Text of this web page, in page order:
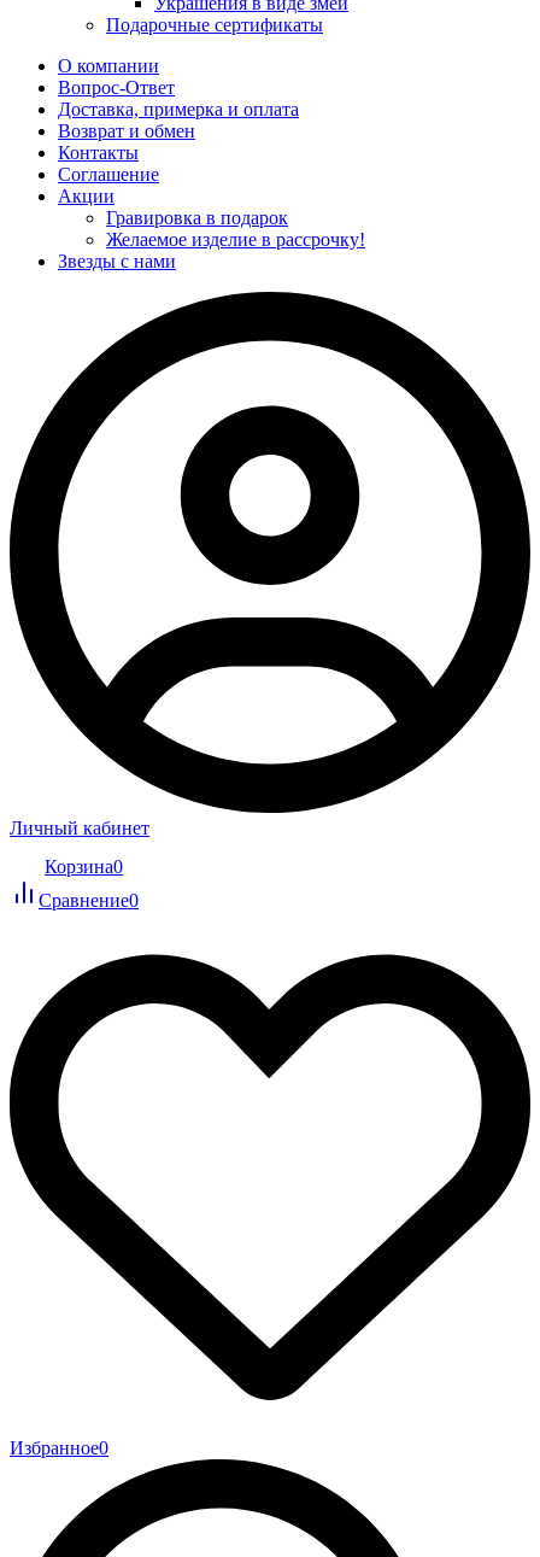
Подарочные сертификаты
О компании
Вопрос-Ответ
Доставка, примерка и оплата
Возврат и обмен
Контакты
Соглашение
Акции
Гравировка в подарок
Желаемое изделие в рассрочку!
Звезды с нами
Личный кабинет
Корзина0
Сравнение0
Избранное0